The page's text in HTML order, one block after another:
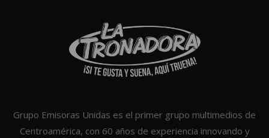
Grupo Emisoras Unidas es el primer grupo multimedios de
Centroamérica, con 60 años de experiencia innovando y